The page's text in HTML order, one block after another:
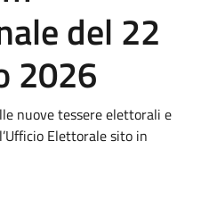
del 22
2026
nuove tessere elettorali e
Elettorale sito in